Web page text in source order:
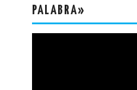
PALABRA»